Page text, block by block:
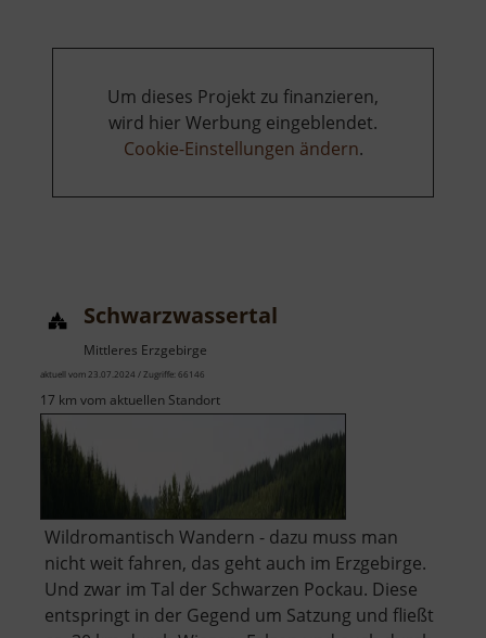
Um dieses Projekt zu finanzieren,
wird hier Werbung eingeblendet.
Cookie-Einstellungen ändern.
Schwarzwassertal
Mittleres Erzgebirge
aktuell vom 23.07.2024 / Zugriffe: 66146
17 km vom aktuellen Standort
Wildromantisch Wandern - dazu muss man
nicht weit fahren, das geht auch im Erzgebirge.
Und zwar im Tal der Schwarzen Pockau. Diese
entspringt in der Gegend um Satzung und fließt